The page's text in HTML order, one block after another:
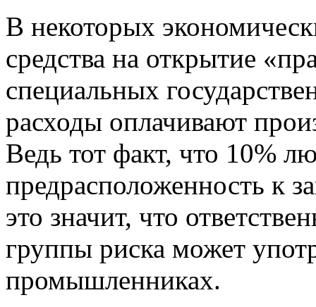
В некоторых
средства на открытие
специальных
расходы оплачивают
Ведь тот факт, что 10%
предрасположенность к
это значит, что
группы риска может
промышленниках.